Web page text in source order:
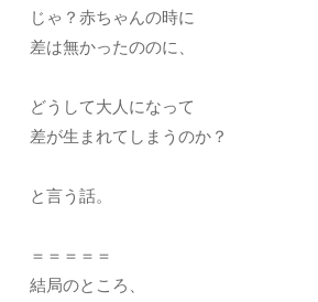
じゃ？赤ちゃんの時に
差は無かったののに、
どうして大人になって
差が生まれてしまうのか？
と言う話。
＝＝＝＝＝
結局のところ、